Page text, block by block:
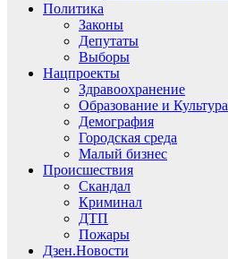
Политика
Законы
Депутаты
Выборы
Нацпроекты
Здравоохранение
Образование и Культура
Демография
Городская среда
Малый бизнес
Происшествия
Скандал
Криминал
ДТП
Пожары
Дзен.Новости